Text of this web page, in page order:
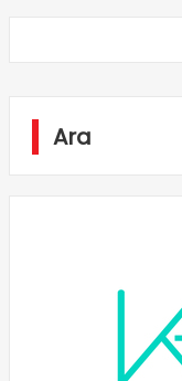
Ara